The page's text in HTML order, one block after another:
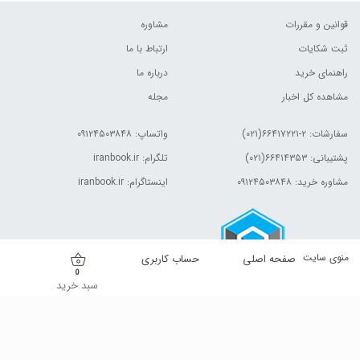
صفحه اصلی منوی سایت حساب کاربری
0
سبد خرید
قوانین و مقررات
ثبت شکایات
راهنمای خرید
مشاهده کل اخبار
مشاوره
ارتباط با ما
درباره ما
مجله
سفارشات: ۲-۶۶۴۱۷۲۲۱(۰۲۱)
پشتیبانی: ۶۶۴۱۴۳۵۳(۰۲۱)
مشاوره خرید: ۰۹۱۲۴۵۰۳۸۴۸
واتساپ: ۰۹۱۲۴۵۰۳۸۴۸
تلگرام: iranbook.ir
اینستاگرام: iranbook.ir